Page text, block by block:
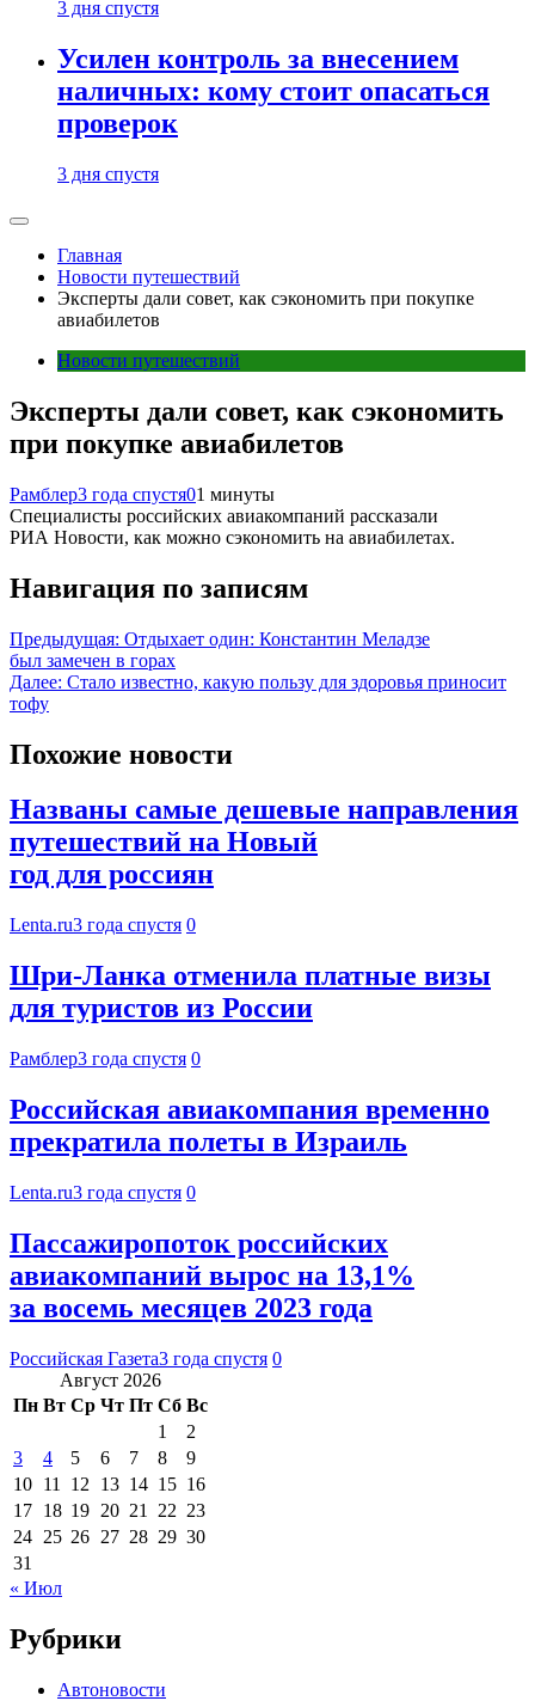
3 дня спустя
Усилен контроль за внесением
наличных: кому стоит опасаться
проверок
3 дня спустя
Главная
Новости путешествий
Эксперты дали совет, как сэкономить при покупке
авиабилетов
Новости путешествий
Эксперты дали совет, как сэкономить
при покупке авиабилетов
Рамблер3 года спустя01 минуты
Специалисты российских авиакомпаний рассказали
РИА Новости, как можно сэкономить на авиабилетах.
Навигация по записям
Предыдущая: Отдыхает один: Константин Меладзе
был замечен в горах
Далее: Стало известно, какую пользу для здоровья приносит
тофу
Похожие новости
Названы самые дешевые направления
путешествий на Новый
год для россиян
Lenta.ru3 года спустя 0
Шри-Ланка отменила платные визы
для туристов из России
Рамблер3 года спустя 0
Российская авиакомпания временно
прекратила полеты в Израиль
Lenta.ru3 года спустя 0
Пассажиропоток российских
авиакомпаний вырос на 13,1%
за восемь месяцев 2023 года
Российская Газета3 года спустя 0
Август 2026
Пн Вт Ср Чт Пт Сб Вс
1
2
3
4 5 6 7 8
9
10 11 12 13 14 15 16
17 18 19 20 21 22 23
24 25 26 27 28 29 30
31
« Июл
Рубрики
Автоновости